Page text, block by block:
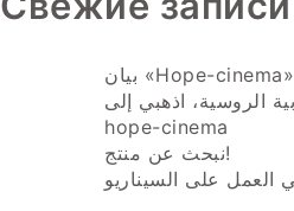
بيان «Hope-cinema»
hope-cinema
نبحث عن منتج!